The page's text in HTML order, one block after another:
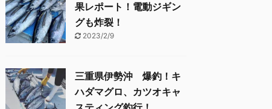
果レポート！電動ジギン
グも炸裂！
2023/2/9
三重県伊勢沖 爆釣！キ
ハダマグロ、カツオキャ